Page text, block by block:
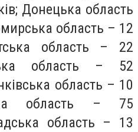
Донецька область
область – 12
область – 22
область – 52
область – 10
область – 75
область – 13